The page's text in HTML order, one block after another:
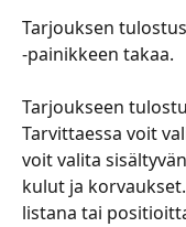
Tarjouksen
-painikkeen takaa.
Tarjoukseen
Tarvittaessa voit
voit valita
kulut ja
listana tai